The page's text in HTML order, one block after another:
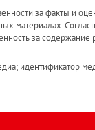
за факты и
материалах.
за
идентификатор